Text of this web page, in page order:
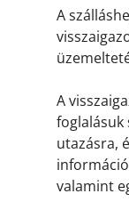
A
A
foglalásuk
utazásra,
valamint